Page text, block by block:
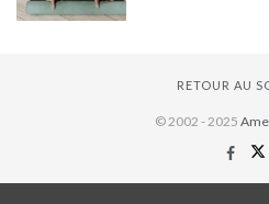
RETOUR AU
© 2002 - 2025